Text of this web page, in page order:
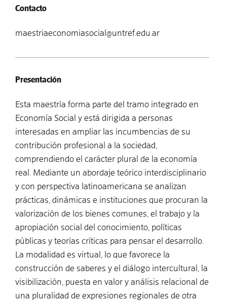
Contacto
maestriaeconomiasocial@untref.edu.ar
Presentación
Esta maestría forma parte del tramo integrado en
Economía Social y está dirigida a personas
interesadas en ampliar las incumbencias de su
contribución profesional a la sociedad,
comprendiendo el carácter plural de la economía
real. Mediante un abordaje teórico interdisciplinario
y con perspectiva latinoamericana se analizan
prácticas, dinámicas e instituciones que procuran la
valorización de los bienes comunes, el trabajo y la
apropiación social del conocimiento, políticas
públicas y teorías críticas para pensar el desarrollo.
La modalidad es virtual, lo que favorece la
construcción de saberes y el diálogo intercultural, la
visibilización, puesta en valor y análisis relacional de
una pluralidad de expresiones regionales de otra